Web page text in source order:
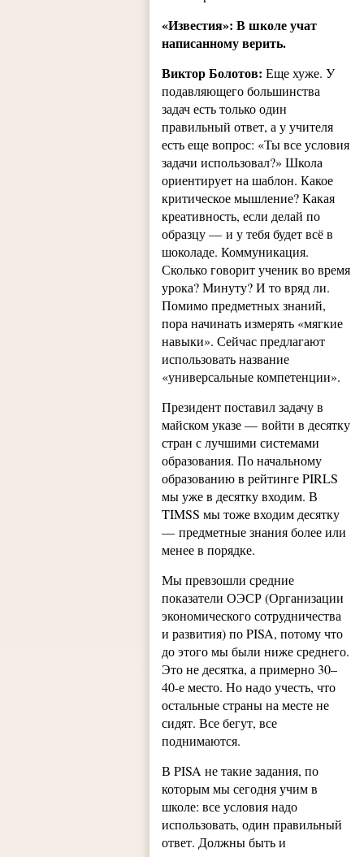
«Известия»: В школе учат
написанному верить.
Виктор Болотов:Еще хуже. У
подавляющего большинства
задач есть только один
правильный ответ, а у учителя
есть еще вопрос: «Ты все условия
задачи использовал?» Школа
ориентирует на шаблон. Какое
критическое мышление? Какая
креативность, если делай по
образцу — и у тебя будет всё в
шоколаде. Коммуникация.
Сколько говорит ученик во время
урока? Минуту? И то вряд ли.
Помимо предметных знаний,
пора начинать измерять «мягкие
навыки». Сейчас предлагают
использовать название
«универсальные компетенции».
Президент поставил задачу в
майском указе — войти в десятку
стран с лучшими системами
образования. По начальному
образованию в рейтинге PIRLS
мы уже в десятку входим. В
TIMSS мы тоже входим десятку
— предметные знания более или
менее в порядке.
Мы превзошли средние
показатели ОЭСР (Организации
экономического сотрудничества
и развития) по PISA, потому что
до этого мы были ниже среднего.
Это не десятка, а примерно 30–
40-е место. Но надо учесть, что
остальные страны на месте не
сидят. Все бегут, все
поднимаются.
В PISA не такие задания, по
которым мы сегодня учим в
школе: все условия надо
использовать, один правильный
ответ. Должны быть и